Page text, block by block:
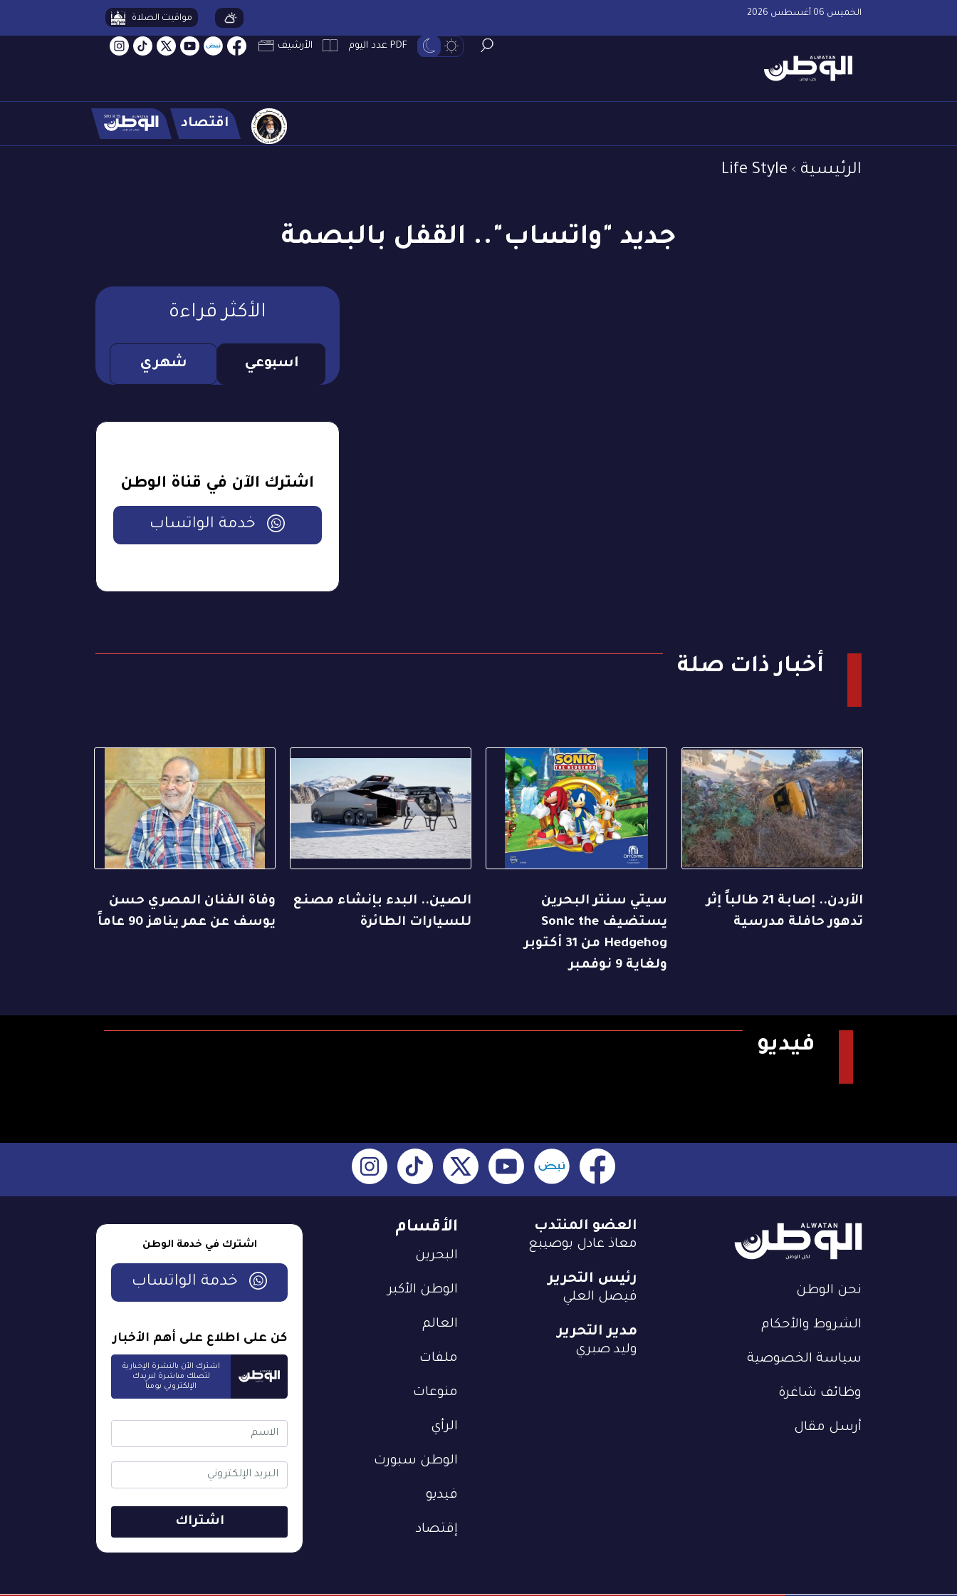
الخميس 06 أغسطس 2026 مواقيت الصلاة
PDF عدد اليوم الأرشيف
اقتصاد
الرئيسية Life Style
جديد "واتساب".. القفل بالبصمة
الأكثر قراءة
اسبوعي شهري
اشترك الآن في قناة الوطن
خدمة الواتساب
أخبار ذات صلة
الأردن.. إصابة 21 طالباً إثر
تدهور حافلة مدرسية
سيتي سنتر البحرين
يستضيف Sonic the
Hedgehog من 31 أكتوبر
ولغاية 9 نوفمبر
الصين.. البدء بإنشاء مصنع
للسيارات الطائرة
وفاة الفنان المصري حسن
يوسف عن عمر يناهز 90 عاماً
فيديو
نحن الوطن
الشروط والأحكام
سياسة الخصوصية
وظائف شاغرة
أرسل مقال
الأقسام
البحرين
الوطن الأكبر
العالم
ملفات
منوعات
الرأي
الوطن سبورت
فيديو
إقتصاد
العضو المنتدب
معاذ عادل بوصيبع
رئيس التحرير
فيصل العلي
مدير التحرير
وليد صبري
اشترك في خدمة الوطن
خدمة الواتساب
كن على اطلاع على أهم الأخبار
اشترك الآن بالنشرة الإخبارية
لتصلك مباشرة لبريدك
الإلكتروني يومياً
اشتراك